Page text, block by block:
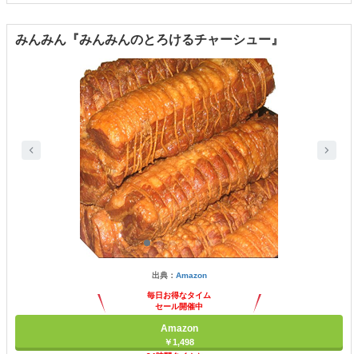
みんみん『みんみんのとろけるチャーシュー』
出典： Amazon
毎日お得なタイム
セール開催中
Amazon
￥1,498